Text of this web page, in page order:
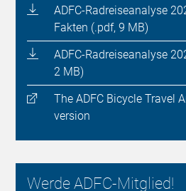
ADFC-Radreiseanalyse
Fakten (.pdf, 9 MB)
ADFC-Radreiseanalyse
2 MB)
The ADFC Bicycle Travel
version
Werde ADFC-Mitglied!